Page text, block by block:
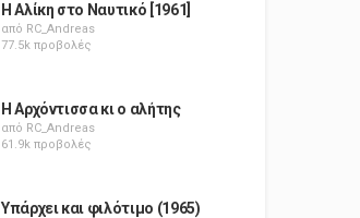
Η Αλίκη στο Ναυτικό [1961]
από RC_Andreas
77.5k προβολές
Η Αρχόντισσα κι ο αλήτης
από RC_Andreas
61.9k προβολές
Υπάρχει και φιλότιμο (1965)